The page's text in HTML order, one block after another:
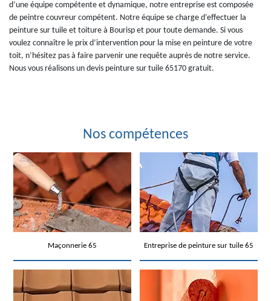
d’une équipe compétente et dynamique, notre entreprise est composée
de peintre couvreur compétent. Notre équipe se charge d’effectuer la
peinture sur tuile et toiture à Bourisp et pour toute demande. Si vous
voulez connaître le prix d’intervention pour la mise en peinture de votre
toit, n’hésitez pas à faire parvenir une requête auprès de notre service.
Nous vous réalisons un devis peinture sur tuile 65170 gratuit.
Nos compétences
Maçonnerie 65 Entreprise de peinture sur tuile 65